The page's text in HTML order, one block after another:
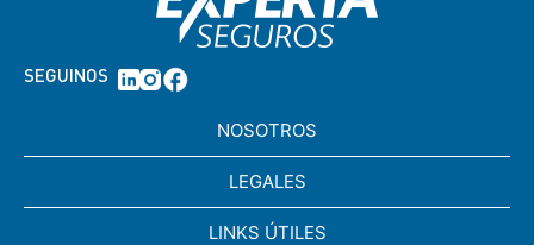
SEGUINOS
NOSOTROS
LEGALES
LINKS ÚTILES